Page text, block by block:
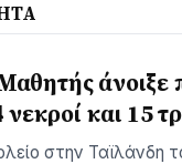
άνοιξε
και 15
στην Ταϊλάνδη